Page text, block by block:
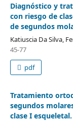
Diagnóstico y
con riesgo de
de segundos
Katiuscia Da Silva,
45-77
pdf
Tratamiento
segundos
clase I esqueletal.